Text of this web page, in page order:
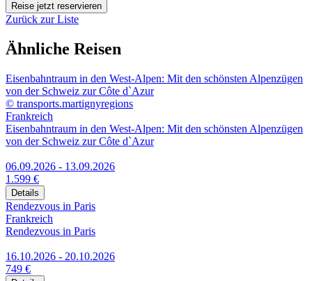
Reise jetzt reservieren
Zurück zur Liste
Ähnliche Reisen
Eisenbahntraum in den West-Alpen: Mit den schönsten Alpenzügen
von der Schweiz zur Côte d`Azur
© transports.martignyregions
Frankreich
Eisenbahntraum in den West-Alpen: Mit den schönsten Alpenzügen
von der Schweiz zur Côte d`Azur
06.09.2026 - 13.09.2026
1.599 €
Details
Rendezvous in Paris
Frankreich
Rendezvous in Paris
16.10.2026 - 20.10.2026
749 €